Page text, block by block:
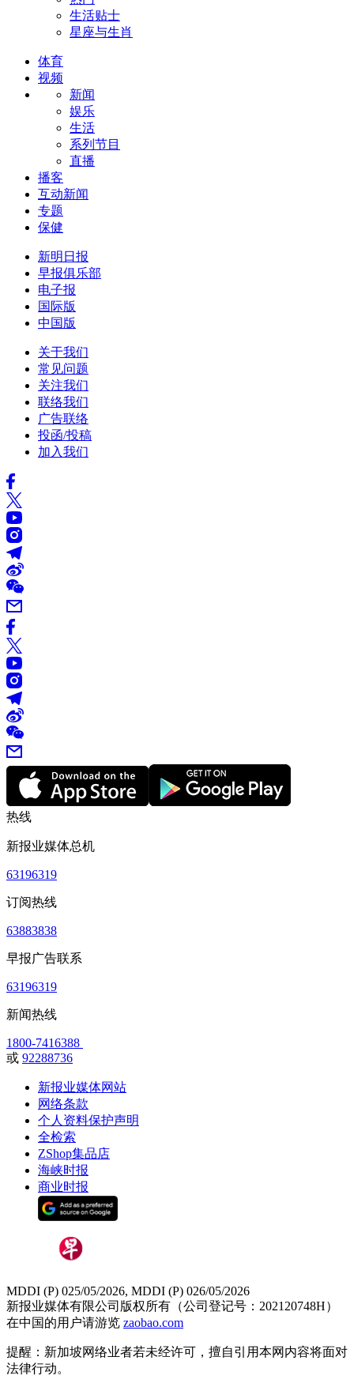
生活贴士
星座与生肖
体育
视频
新闻
娱乐
生活
系列节目
直播
播客
互动新闻
专题
保健
新明日报
早报俱乐部
电子报
国际版
中国版
关于我们
常见问题
关注我们
联络我们
广告联络
投函/投稿
加入我们
热线
新报业媒体总机
63196319
订阅热线
63883838
早报广告联系
63196319
新闻热线
1800-7416388
或 92288736
新报业媒体网站
网络条款
个人资料保护声明
全检索
ZShop集品店
海峡时报
商业时报
MDDI (P) 025/05/2026, MDDI (P) 026/05/2026
新报业媒体有限公司版权所有（公司登记号：202120748H）
在中国的用户请游览 zaobao.com
提醒：新加坡网络业者若未经许可，擅自引用本网内容将面对
法律行动。